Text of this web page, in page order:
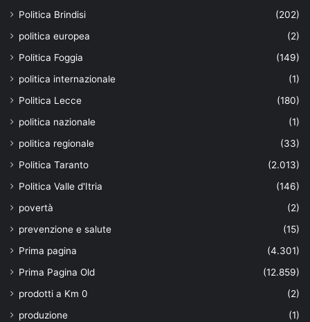
Politica Brindisi
(202)
politica europea
(2)
Politica Foggia
(149)
politica internazionale
(1)
Politica Lecce
(180)
politica nazionale
(1)
politica regionale
(33)
Politica Taranto
(2.013)
Politica Valle d'Itria
(146)
povertà
(2)
prevenzione e salute
(15)
Prima pagina
(4.301)
Prima Pagina Old
(12.859)
prodotti a Km 0
(2)
produzione
(1)